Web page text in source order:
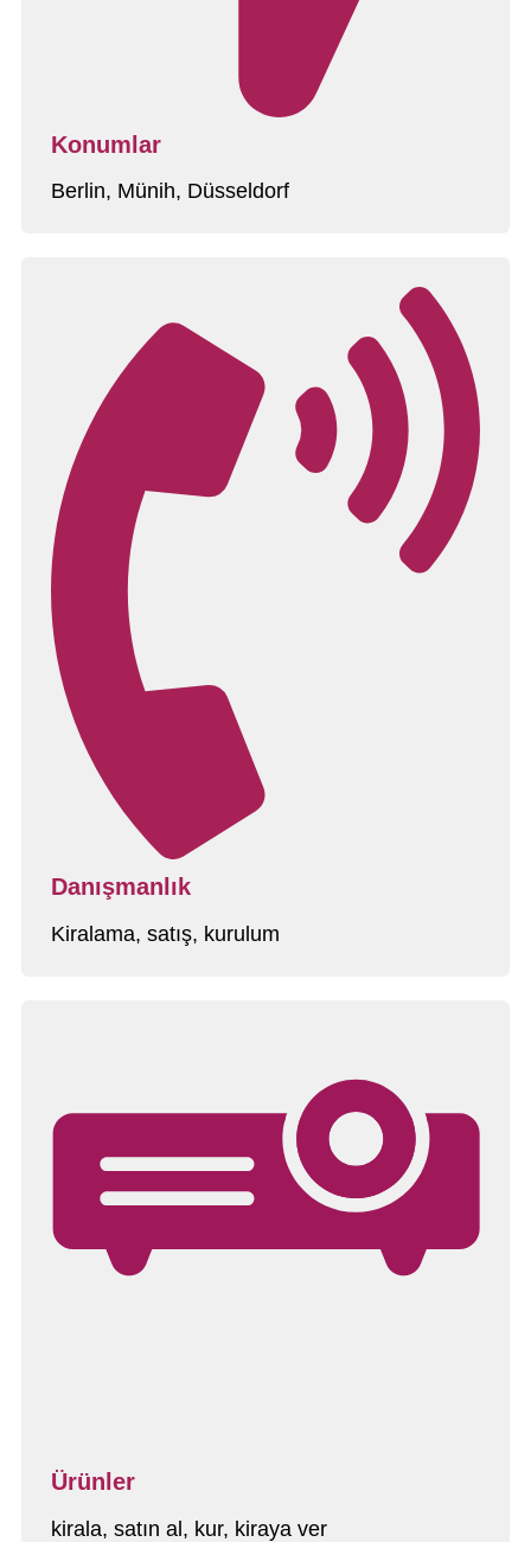
Konumlar
Berlin, Münih, Düsseldorf
Danışmanlık
Kiralama, satış, kurulum
Ürünler
kirala, satın al, kur, kiraya ver